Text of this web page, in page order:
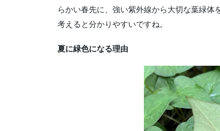
らかい春先に、強い紫外線から大切な葉緑
考えると分かりやすいですね。
夏に緑色になる理由